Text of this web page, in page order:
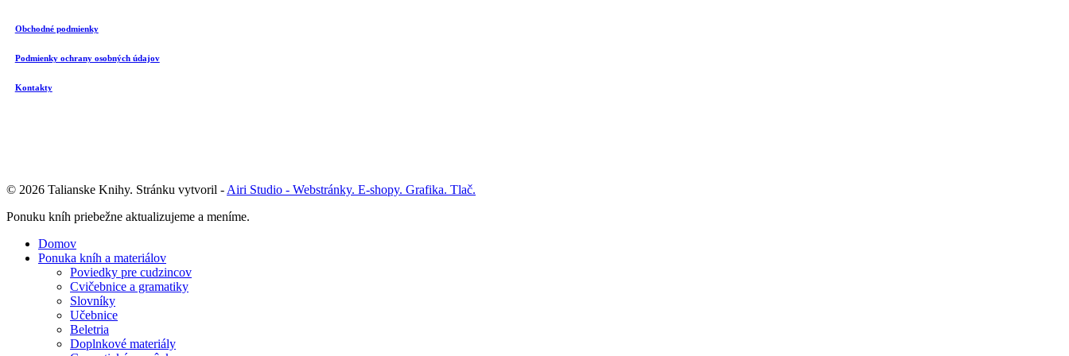
Obchodné podmienky
Podmienky ochrany osobných údajov
Kontakty
© 2026 Talianske Knihy. Stránku vytvoril -Airi Studio - Webstránky. E-shopy. Grafika. Tlač.
Close
Ponuku kníh priebežne aktualizujeme a meníme.
Domov
Ponuka kníh a materiálov
Poviedky pre cudzincov
Cvičebnice a gramatiky
Slovníky
Učebnice
Beletria
Doplnkové materiály